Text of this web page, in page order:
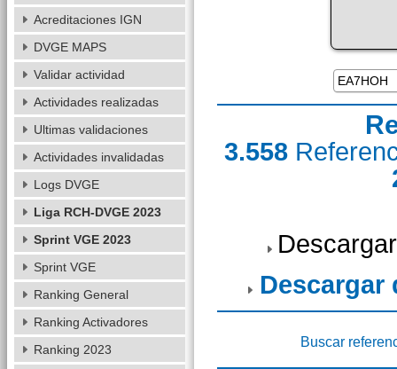
3.558
Descargar
Buscar
Acreditaciones IGN
DVGE MAPS
Validar actividad
Actividades realizadas
Ultimas validaciones
Actividades invalidadas
Logs DVGE
Liga RCH-DVGE 2023
Sprint VGE 2023
Sprint VGE
Ranking General
Ranking Activadores
Ranking 2023